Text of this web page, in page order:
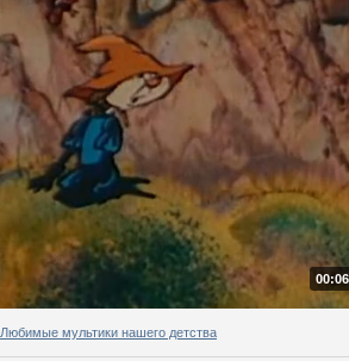
Любимые мультики нашего детства